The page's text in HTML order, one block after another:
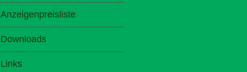
Anzeigenpreisliste
Downloads
Links